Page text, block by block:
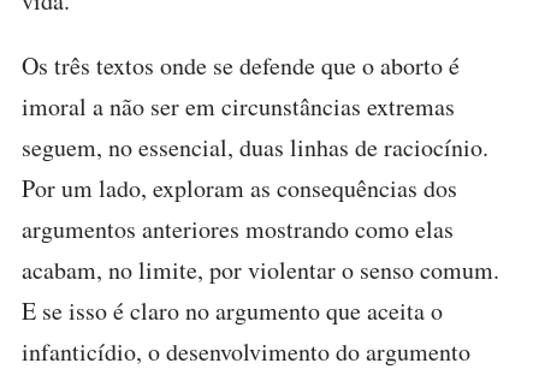
Os três textos onde se defende que o aborto é
imoral a não ser em circunstâncias extremas
seguem, no essencial, duas linhas de raciocínio.
Por um lado, exploram as consequências dos
argumentos anteriores mostrando como elas
acabam, no limite, por violentar o senso comum.
E se isso é claro no argumento que aceita o
infanticídio, o desenvolvimento do argumento